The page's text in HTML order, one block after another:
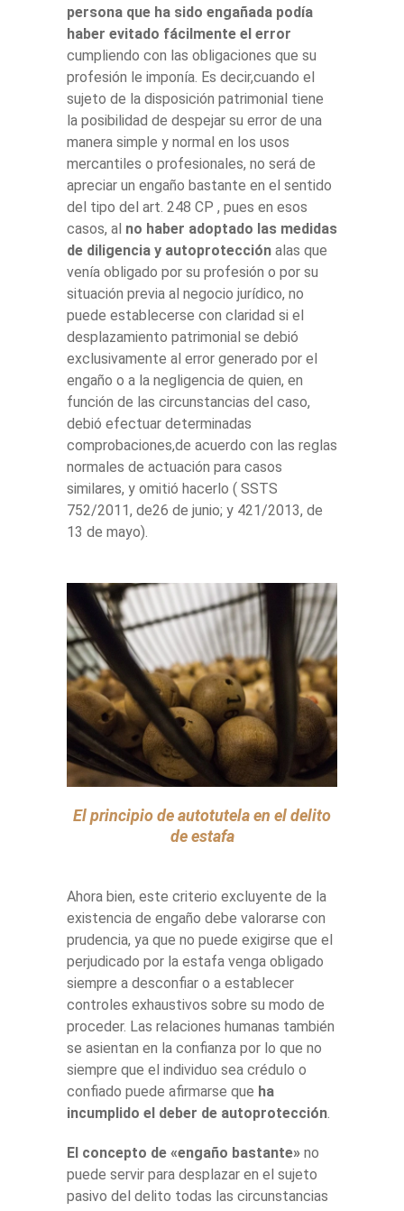
persona que ha sido engañada podía
haber evitado fácilmente el error
cumpliendo con las obligaciones que su
profesión le imponía. Es decir,cuando el
sujeto de la disposición patrimonial tiene
la posibilidad de despejar su error de una
manera simple y normal en los usos
mercantiles o profesionales, no será de
apreciar un engaño bastante en el sentido
del tipo del art. 248 CP , pues en esos
casos, al no haber adoptado las medidas
de diligencia y autoprotección alas que
venía obligado por su profesión o por su
situación previa al negocio jurídico, no
puede establecerse con claridad si el
desplazamiento patrimonial se debió
exclusivamente al error generado por el
engaño o a la negligencia de quien, en
función de las circunstancias del caso,
debió efectuar determinadas
comprobaciones,de acuerdo con las reglas
normales de actuación para casos
similares, y omitió hacerlo ( SSTS
752/2011, de26 de junio; y 421/2013, de
13 de mayo).
El principio de autotutela en el delito
de estafa
Ahora bien, este criterio excluyente de la
existencia de engaño debe valorarse con
prudencia, ya que no puede exigirse que el
perjudicado por la estafa venga obligado
siempre a desconfiar o a establecer
controles exhaustivos sobre su modo de
proceder. Las relaciones humanas también
se asientan en la confianza por lo que no
siempre que el individuo sea crédulo o
confiado puede afirmarse que ha
incumplido el deber de autoprotección.
El concepto de «engaño bastante» no
puede servir para desplazar en el sujeto
pasivo del delito todas las circunstancias